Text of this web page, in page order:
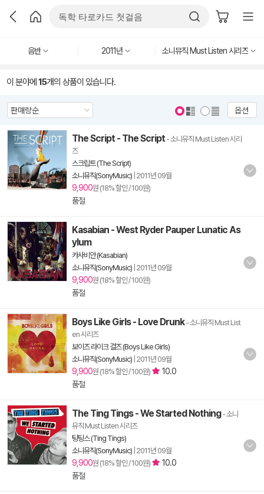
음반 2011년 소니뮤직 Must Listen 시리즈
이 분야에 15개의 상품이 있습니다.
옵션
The Script - The Script - 소니뮤직 Must Listen 시리
즈
스크립트 (The Script)
소니뮤직(SonyMusic) 2011년 09월
9,900원 (18% 할인 / 100원)
품절
Kasabian - West Ryder Pauper Lunatic As
ylum
카사비안 (Kasabian)
소니뮤직(SonyMusic) 2011년 09월
9,900원 (18% 할인 / 100원)
품절
Boys Like Girls - Love Drunk- 소니뮤직 Must List
en 시리즈
보이즈 라이크 걸즈 (Boys Like Girls)
소니뮤직(SonyMusic) 2011년 09월
9,900원 (18% 할인 / 100원)
10.0
품절
The Ting Tings - We Started Nothing- 소니
뮤직 Must Listen 시리즈
팅팅스 (Ting Tings)
소니뮤직(SonyMusic) 2011년 09월
9,900원 (18% 할인 / 100원)
10.0
품절